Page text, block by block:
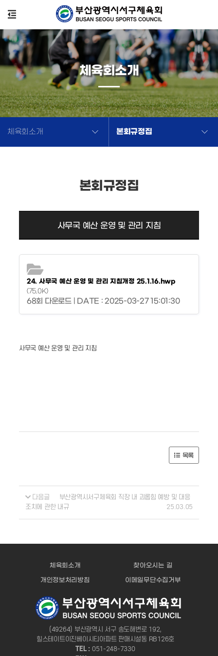
체육회소개 본회규정집
체육회소개
본회규정집
사무국 예산 운영 및 관리 지침
24. 사무국 예산 운영 및 관리 지침개정 25.1.16.hwp
(75.0K)
68회 다운로드 | DATE : 2025-03-27 15:01:30
사무국 예산 운영 및 관리 지침
목록
다음글
부산광역시서구체육회 직장 내 괴롭힘 예방 및 대응
조치에 관한 내규
25.03.05
체육회소개 찾아오시는 길
개인정보처리방침 이메일무단수집거부
(49264) 부산광역시 서구 송도해변로 192,
힐스테이트이진베이시티아파트 판매시설동 RB126호
TEL : 051-248-7330